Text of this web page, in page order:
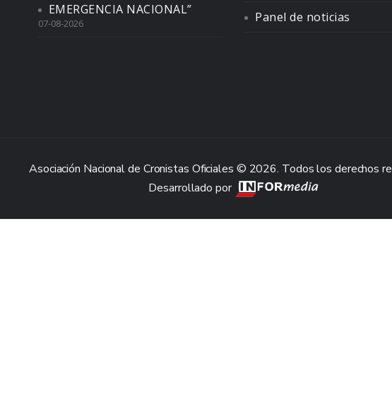
EMERGENCIA NACIONAL”
07-08-2026
Panel de noticias
Asociación Nacional de Cronistas Oficiales © 2026. Todos los derechos
Desarrollado por